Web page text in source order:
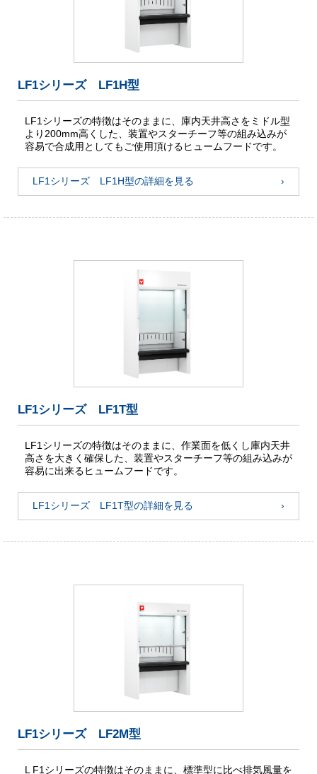
LF1シリーズ LF1H型
LF1シリーズの特徴はそのままに、庫内天井高さをミドル型
より200mm高くした、装置やスターチーフ等の組み込みが
容易で合成用としてもご使用頂けるヒュームフードです。
LF1シリーズ LF1H型の詳細を見る
LF1シリーズ LF1T型
LF1シリーズの特徴はそのままに、作業面を低くし庫内天井
高さを大きく確保した、装置やスターチーフ等の組み込みが
容易に出来るヒュームフードです。
LF1シリーズ LF1T型の詳細を見る
LF1シリーズ LF2M型
L F1シリーズの特徴はそのままに、標準型に比べ排気風量を